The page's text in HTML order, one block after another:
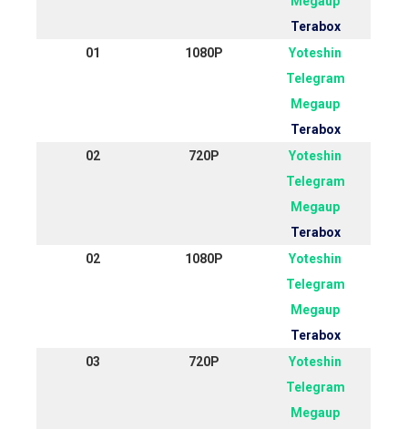
Terabox
01
1080P
Yoteshin
Telegram
Megaup
Terabox
02
720P
Yoteshin
Telegram
Megaup
Terabox
02
1080P
Yoteshin
Telegram
Megaup
Terabox
03
720P
Yoteshin
Telegram
Megaup